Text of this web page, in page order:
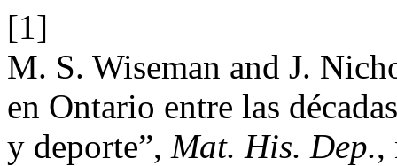
[1]
M. S. Wiseman and J.
en Ontario entre las
y deporte”, Mat. His. Dep.,